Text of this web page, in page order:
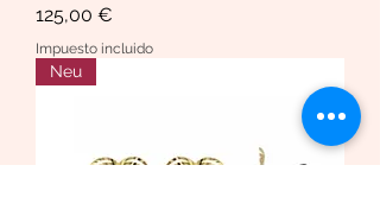
Precio
125,00 €
Impuesto incluido
Neu